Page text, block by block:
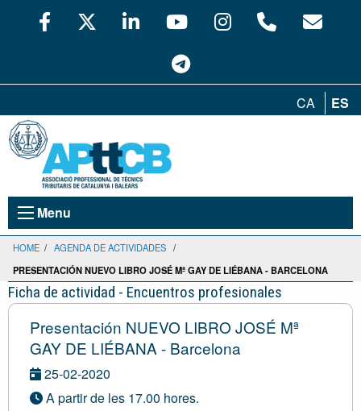
CA ES
Menu
HOME / AGENDA DE ACTIVIDADES /
PRESENTACIÓN NUEVO LIBRO JOSÉ Mª GAY DE LIÉBANA - BARCELONA
Ficha de actividad - Encuentros profesionales
Presentación NUEVO LIBRO JOSÉ Mª
GAY DE LIÉBANA - Barcelona
25-02-2020
A partir de les 17.00 hores.